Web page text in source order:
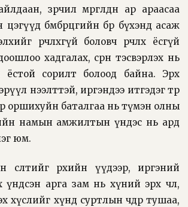
зөрчил мөргөлдөөн ар араасаа
бөмбөрцгийн бөөр бүхэнд асаж
өөрчлөхгүй боловч өөрчлөх ёсгүй
хадгалах, сөрөн тэсвэрлэх нь
ёстой сорилт болоод байна. Эрх
эрүүл нээлттэй, иргэндээ итгэдэг төр
оршихуйн баталгаа нь түмэн олны
намын амжилтын үндэс нь ард
юм.
өсөлтийг өрхийн үүдээр, иргэний
үндсэн арга зам нь хүний эрх чөлөө,
хүслийг хүнд суртлын чөдөр тушаа,